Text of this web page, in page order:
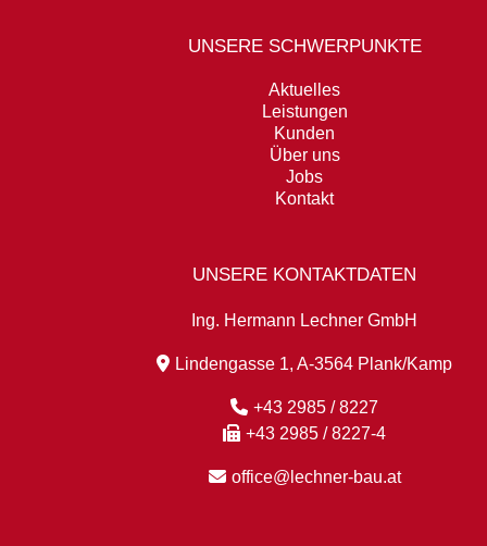
UNSERE SCHWERPUNKTE
Aktuelles
Leistungen
Kunden
Über uns
Jobs
Kontakt
UNSERE KONTAKTDATEN
Ing. Hermann Lechner GmbH
Lindengasse 1, A-3564 Plank/Kamp
+43 2985 / 8227
+43 2985 / 8227-4
office@lechner-bau.at